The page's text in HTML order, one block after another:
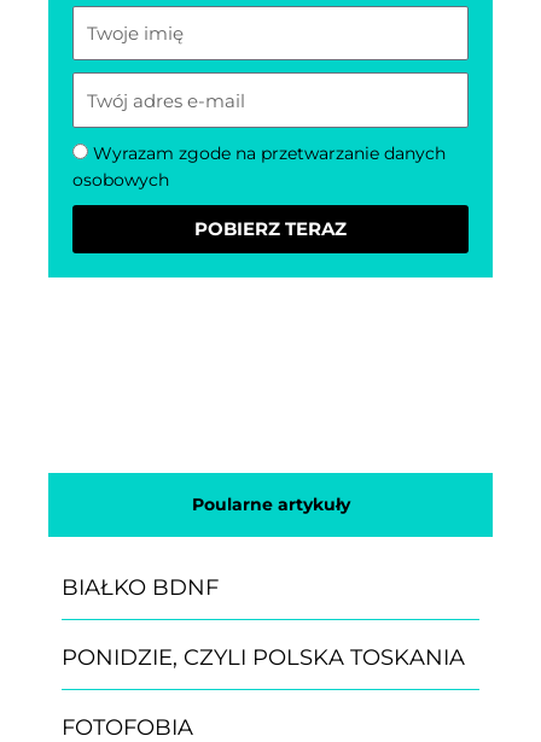
doświadczeniami z pracy zawodowej, spisując
ciekawe przypadki, ciekawe zdarzenia
humorystyczne ( bo i takie się zdarzają) oraz
odpowiadać na częste pytania pacjentów.
Wyrazam zgode na przetwarzanie danych
osobowych
POBIERZ TERAZ
Poularne artykuły
BIAŁKO BDNF
PONIDZIE, CZYLI POLSKA TOSKANIA
FOTOFOBIA